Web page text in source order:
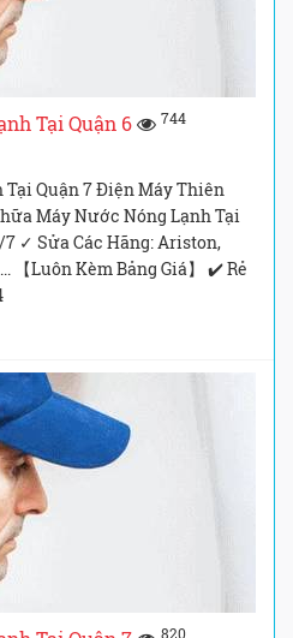
Tại Quận 6 744
Quận 7 Điện Máy Thiên
Máy Nước Nóng Lạnh Tại
✓ Sửa Các Hãng: Ariston,
【Luôn Kèm Bảng Giá】 ✔️ Rẻ
820